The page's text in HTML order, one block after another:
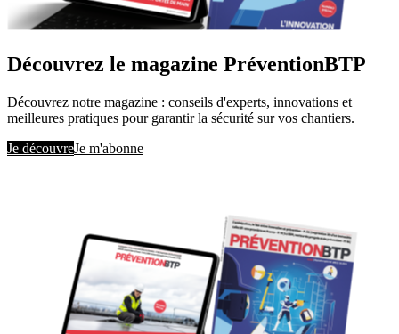
Découvrez le magazine PréventionBTP
Découvrez notre magazine : conseils d'experts, innovations et
meilleures pratiques pour garantir la sécurité sur vos chantiers.
Je découvreJe m'abonne